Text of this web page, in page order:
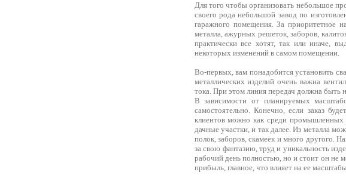
Для того чтобы организовать небольшое
своего рода небольшой завод по
гаражного помещения. За приоритетное
металла, ажурных решеток, заборов,
практически все хотят, так или иначе,
некоторых изменений в самом помещении.
Во-первых, вам понадобится установить
металлических изделий очень важна
тока. При этом линия передач должна быть
В зависимости от планируемых
самостоятельно. Конечно, если заказ
клиентов можно как среди промышленных
дачные участки, и так далее. Из металла
полок, заборов, скамеек и много другого.
за свою фантазию, труд и уникальность
рабочий день полностью, но и стоит он не
прибыль, главное, что влияет на ее